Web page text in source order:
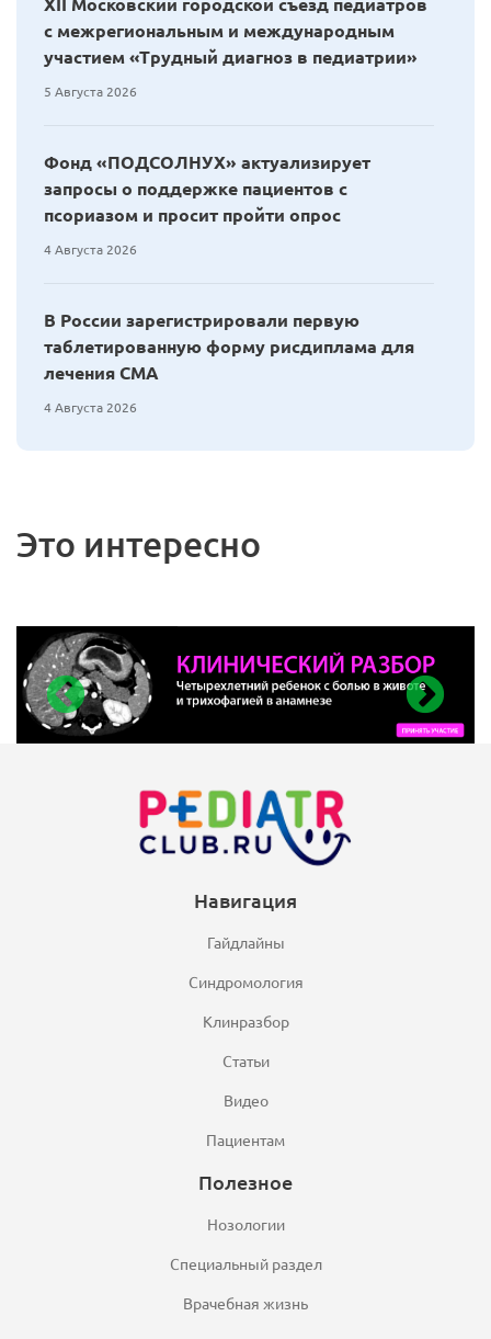
XII Московский городской съезд педиатров
с межрегиональным и международным
участием «Трудный диагноз в педиатрии»
5 Августа 2026
Фонд «ПОДСОЛНУХ» актуализирует
запросы о поддержке пациентов с
псориазом и просит пройти опрос
4 Августа 2026
В России зарегистрировали первую
таблетированную форму рисдиплама для
лечения СМА
4 Августа 2026
Это интересно
Навигация
Гайдлайны
Синдромология
Клинразбор
Статьи
Видео
Пациентам
Полезное
Нозологии
Специальный раздел
Врачебная жизнь